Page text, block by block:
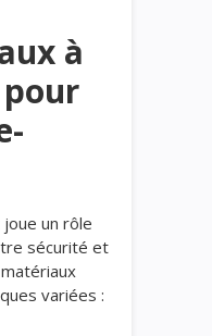
à
un rôle
sécurité et
variées :